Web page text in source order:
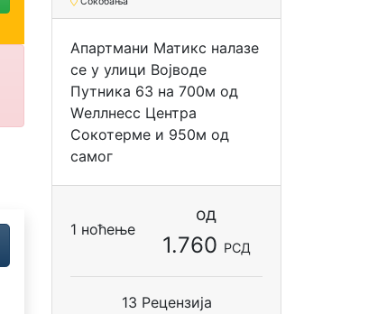
Апартмани Матикс налазе
се у улици Војводе
Путника 63 на 700м од
Wеллнесс Центра
Сокотерме и 950м од
самог
1 ноћење
од
1.760 РСД
13 Рецензија